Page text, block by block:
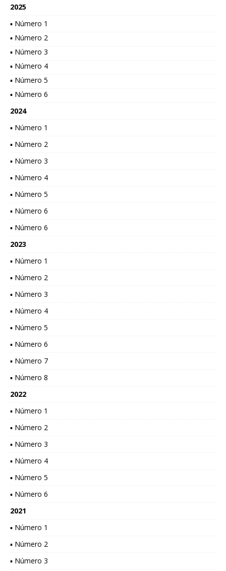
2025
▪ Número 1
▪ Número 2
▪ Número 3
▪ Número 4
▪ Número 5
▪ Número 6
2024
▪ Número 1
▪ Número 2
▪ Número 3
▪ Número 4
▪ Número 5
▪ Número 6
▪ Número 6
2023
▪ Número 1
▪ Número 2
▪ Número 3
▪ Número 4
▪ Número 5
▪ Número 6
▪ Número 7
▪ Número 8
2022
▪ Número 1
▪ Número 2
▪ Número 3
▪ Número 4
▪ Número 5
▪ Número 6
2021
▪ Número 1
▪ Número 2
▪ Número 3